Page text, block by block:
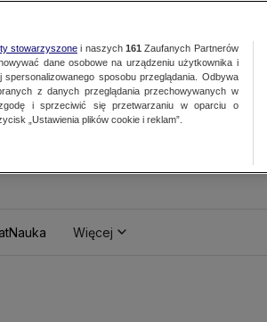
Nauka Więcej
stowarzyszonei naszych 161 Zaufanych Partnerów
dane osobowe na urządzeniu użytkownika i
sposobu przeglądania. Odbywa
z danych przeglądania przechowywanych w
i sprzeciwić się przetwarzaniu w oparciu o
„Ustawienia plików cookie i reklam”.